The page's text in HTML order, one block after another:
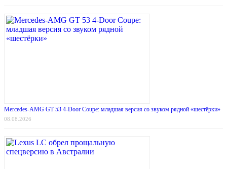
Mercedes-AMG GT 53 4-Door Coupe: младшая версия со звуком рядной «шестёрки»
08.08.2026